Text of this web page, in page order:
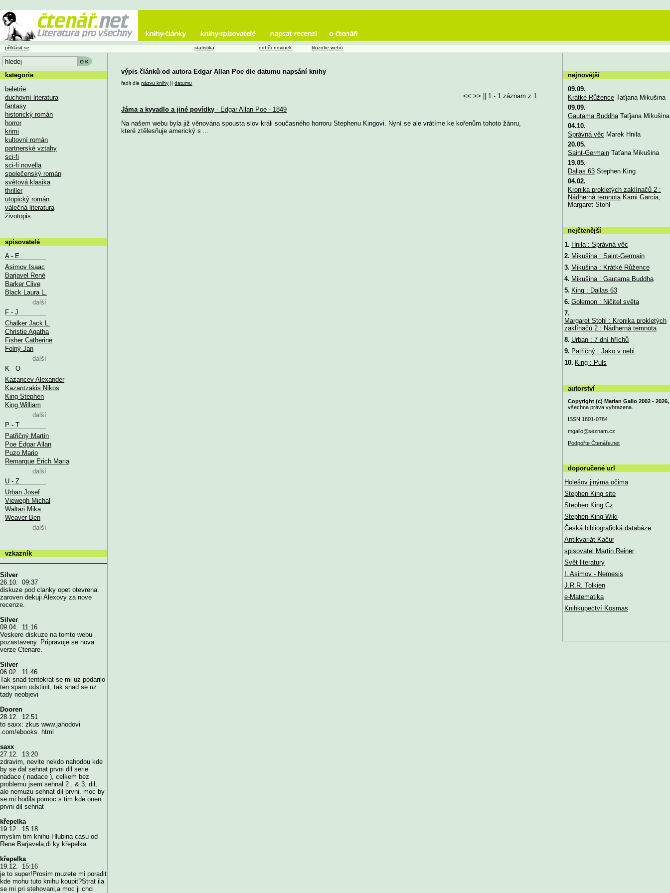
výpis článků od autora Edgar Allan Poe dle datumu napsání knihy
řadit dlenázvu knihy ||datumu
<< >> || 1 - 1 záznam z 1
Jáma a kyvadlo a jiné povídky - Edgar Allan Poe - 1849
Na našem webu byla již věnována spousta slov králi současného horroru Stephenu Kingovi. Nyní se ale vrátíme ke kořenům tohoto žánru,
které ztělesňuje americký s ...
přihlásit se statistika odběr novinek filozofie webu
kategorie
beletrie
duchovní literatura
fantasy
historický román
horror
krimi
kultovní román
partnerské vztahy
sci-fi
sci-fi novella
společenský román
světová klasika
thriller
utopický román
válečná literatura
životopis
spisovatelé
A - E
Asimov Isaac
Barjavel René
Barker Clive
Black Laura L.
další
F - J
Chalker Jack L.
Christie Agatha
Fisher Catherine
Folný Jan
další
K - O
Kazancev Alexander
Kazantzakis Nikos
King Stephen
King William
další
P - T
Patřičný Martin
Poe Edgar Allan
Puzo Mario
Remarque Erich Maria
další
U - Z
Urban Josef
Viewegh Michal
Waltari Mika
Weaver Ben
další
vzkazník
Silver
26.10. 09:37
diskuze pod clanky opet otevrena.
zaroven dekuji Alexovy za nove
recenze.
Silver
09.04. 11:16
Veskere diskuze na tomto webu
pozastaveny. Pripravuje se nova
verze Ctenare.
Silver
06.02. 11:46
Tak snad tentokrat se mi uz podarilo
ten spam odstinit, tak snad se uz
tady neobjevi
Dooren
28.12. 12:51
to saxx: zkus www.jahodovi
.com/ebooks. html
saxx
27.12. 13:20
zdravim, nevite nekdo nahodou kde
by se dal sehnat prvni dil serie
nadace ( nadace ), celkem bez
problemu jsem sehnal 2 . & 3. dil,
ale nemuzu sehnat dil prvni. moc by
se mi hodila pomoc s tim kde onen
prvni dil sehnat
křepelka
19.12. 15:18
myslim tim knihu Hlubina casu od
Rene Barjavela,di ky křepelka
křepelka
19.12. 15:16
je to super!Prosim muzete mi poradit
kde mohu tuto knihu koupit?Strat ila
se mi pri stehovani,a moc ji chci
nejnovější
09.09.
Krátké RůženceTaťjana Mikušina
09.09.
Gautama BuddhaTaťjana Mikušina
04.10.
Správná věc Marek Hnila
20.05.
Saint-GermainTaťana Mikušina
19.05.
Dallas 63Stephen King
04.02.
Kronika prokletých zaklínačů 2 :
Nádherná temnotaKami Garcia,
Margaret Stohl
nejčtenější
1. Hnila : Správná věc
2. Mikušina : Saint-Germain
3. Mikušina : Krátké Růžence
4. Mikušina : Gautama Buddha
5. King : Dallas 63
6. Golemon : Ničitel světa
7.
Margaret Stohl : Kronika prokletých
zaklínačů 2 : Nádherná temnota
8. Urban : 7 dní hříchů
9. Patřičný : Jako v nebi
10. King : Puls
autorství
Copyright (c) Marian Gallo 2002 - 2026,
všechna práva vyhrazena.
ISSN 1801-0784
mgallo@seznam.cz
Podpořte Čtenáře.net
doporučené url
Holešov jinýma očima
Stephen King site
Stephen.King.Cz
Stephen King Wiki
Česká bibliografická databáze
Antikvariát Kačur
spisovatel Martin Reiner
Svět literatury
I. Asimov - Nemesis
J.R.R. Tolkien
e-Matematika
Knihkupectví Kosmas